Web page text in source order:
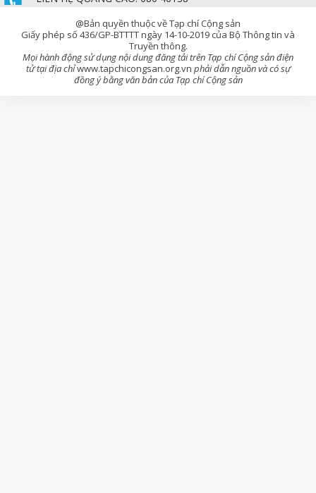
@Bản quyền thuộc về Tạp chí Cộng sản
Giấy phép số 436/GP-BTTTT ngày 14-10-2019 của Bộ Thông tin và
Truyền thông.
Mọi hành động sử dụng nội dung đăng tải trên Tạp chí Cộng sản điện
tử tại địa chỉwww.tapchicongsan.org.vn phải dẫn nguồn và có sự
đồng ý bằng văn bản của Tạp chí Cộng sản